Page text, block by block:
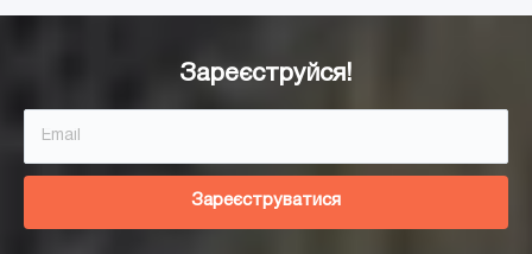
Зареєструйся!
Зареєструватися